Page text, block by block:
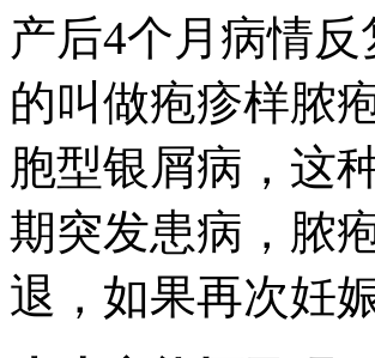
产后4个月病情
的叫做疱疹样脓
胞型银屑病，这
期突发患病，脓
退，如果再次妊